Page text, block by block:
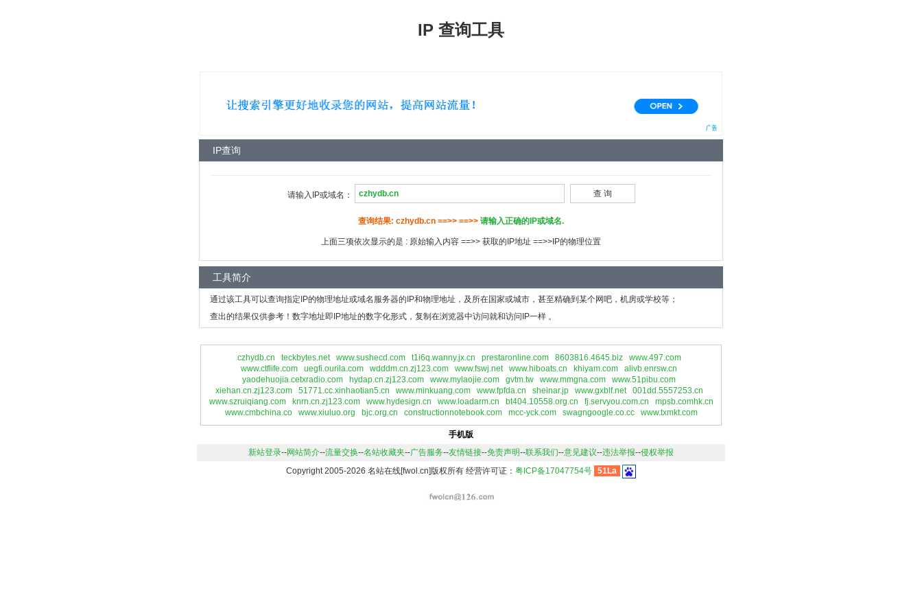
IP 查询工具
IP查询
请输入IP或域名：
查询结果: czhydb.cn ==>> ==>> 请输入正确的IP或域名.
上面三项依次显示的是 : 原始输入内容 ==>> 获取的IP地址 ==>>IP的物理位置
工具简介
通过该工具可以查询指定IP的物理地址或域名服务器的IP和物理地址，及所在国家或城市，甚至精确到某个网吧，机房或学校等；
查出的结果仅供参考！数字地址即IP地址的数字化形式，复制在浏览器中访问就和访问IP一样 。
czhydb.cn teckbytes.net www.sushecd.com t1i6q.wanny.jx.cn prestaronline.com 8603816.4645.biz
www.497.com
www.ctflife.com
uegfi.ourila.com wdddm.cn.zj123.com www.fswj.net www.hiboats.cn khiyam.com
alivb.enrsw.cn
yaodehuojia.cetxradio.com
hydap.cn.zj123.com www.mylaojie.com gvtm.tw www.mmgna.com
www.51pibu.com
xiehan.cn.zj123.com
51771.cc.xinhaotian5.cn www.minkuang.com www.fpfda.cn sheinar.jp www.gxblf.net
001dd.5557253.cn
www.szruiqiang.com
knrn.cn.zj123.com www.hydesign.cn www.loadarm.cn bt404.10558.org.cn fj.servyou.com.cn
mpsb.comhk.cn
www.cmbchina.co
www.xiuluo.org bjc.org.cn constructionnotebook.com mcc-yck.com swagngoogle.co.cc www.txmkt.com
手机版
新站登录--网站简介--流量交换--名站收藏夹--广告服务--友情链接--免责声明--联系我们--意见建议--违法举报--侵权举报
Copyright 2005-2026 名站在线[fwol.cn]版权所有 经营许可证： 粤ICP备17047754号 51La